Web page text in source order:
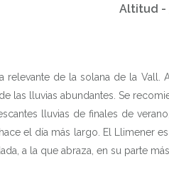
Altitud -
de la solana de la
lluvias abundantes. Se
lluvias de finales de
el día más largo. El Llimener
a la que abraza, en su parte